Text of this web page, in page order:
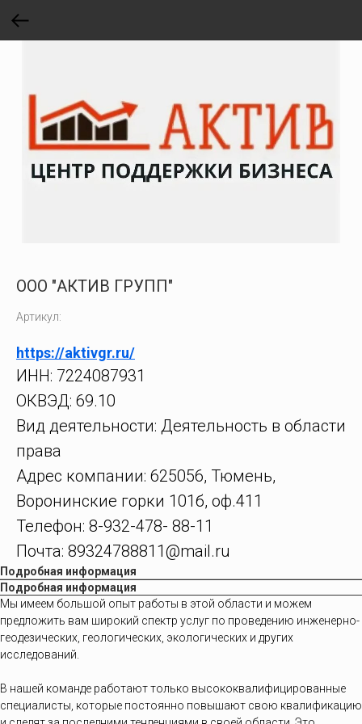
ООО "АКТИВ ГРУПП"
Артикул:
https://aktivgr.ru/
ИНН: 7224087931
ОКВЭД: 69.10
Вид деятельности: Деятельность в области
права
Адрес компании: 625056, Тюмень,
Воронинские горки 101б, оф.411
Телефон: 8-932-478- 88-11
Почта: 89324788811@mail.ru
Подробная информация
Подробная информация
Мы имеем большой опыт работы в этой области и можем
предложить вам широкий спектр услуг по проведению инженерно-
геодезических, геологических, экологических и других
исследований.
В нашей команде работают только высококвалифицированные
специалисты, которые постоянно повышают свою квалификацию